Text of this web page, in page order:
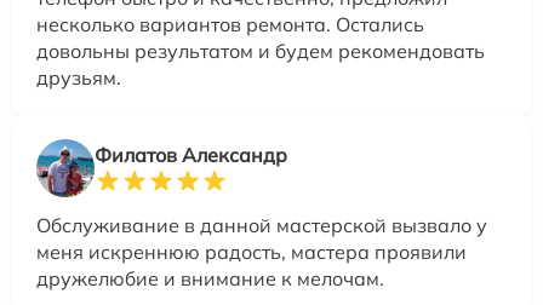
несколько вариантов ремонта. Остались
довольны результатом и будем рекомендовать
друзьям.
Филатов Александр
Обслуживание в данной мастерской вызвало у
меня искреннюю радость, мастера проявили
дружелюбие и внимание к мелочам.